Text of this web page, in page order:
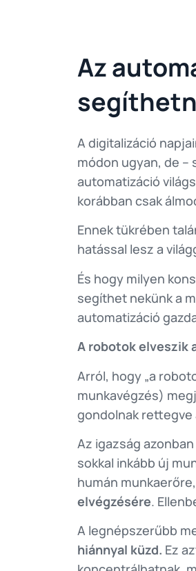
Az
A digitalizáció
módon ugyan, de
automatizáció
korábban csak
Ennek tükrében
hatással lesz a
És hogy milyen
segíthet nekünk a
automatizáció
A robotok elveszik
Arról, hogy „a
munkavégzés)
gondolnak rettegve
Az igazság
sokkal inkább új
humán munkaerőre,
elvégzésére.
A legnépszerűbb
hiánnyal küzd. Ez